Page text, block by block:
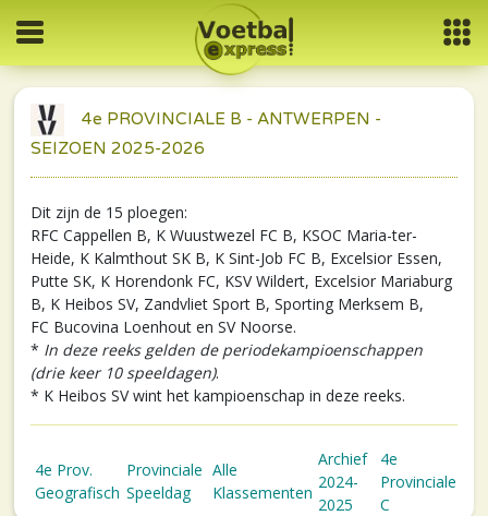
4e PROVINCIALE B - ANTWERPEN -
SEIZOEN 2025-2026
Dit zijn de 15 ploegen:
RFC Cappellen B, K Wuustwezel FC B, KSOC Maria-ter-
Heide, K Kalmthout SK B, K Sint-Job FC B, Excelsior Essen,
Putte SK, K Horendonk FC, KSV Wildert, Excelsior Mariaburg
B, K Heibos SV, Zandvliet Sport B, Sporting Merksem B,
FC Bucovina Loenhout en SV Noorse.
* In deze reeks gelden de periodekampioenschappen
(drie keer 10 speeldagen).
* K Heibos SV wint het kampioenschap in deze reeks.
4e Prov.
Geografisch
Provinciale
Speeldag
Alle
Klassementen
Archief
2024-
2025
4e
Provinciale
C